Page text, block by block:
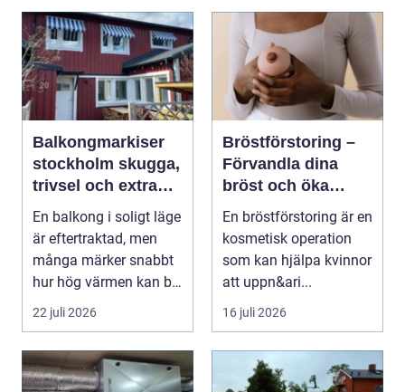
Balkongmarkiser
stockholm skugga,
trivsel och extra
rum utomhus
En balkong i soligt läge
är eftertraktad, men
många märker snabbt
hur hög värmen kan bli
under somma...
22 juli 2026
Bröstförstoring –
Förvandla dina
bröst och öka
självförtroendet
En bröstförstoring är en
kosmetisk operation
som kan hjälpa kvinnor
att uppn&ari...
16 juli 2026